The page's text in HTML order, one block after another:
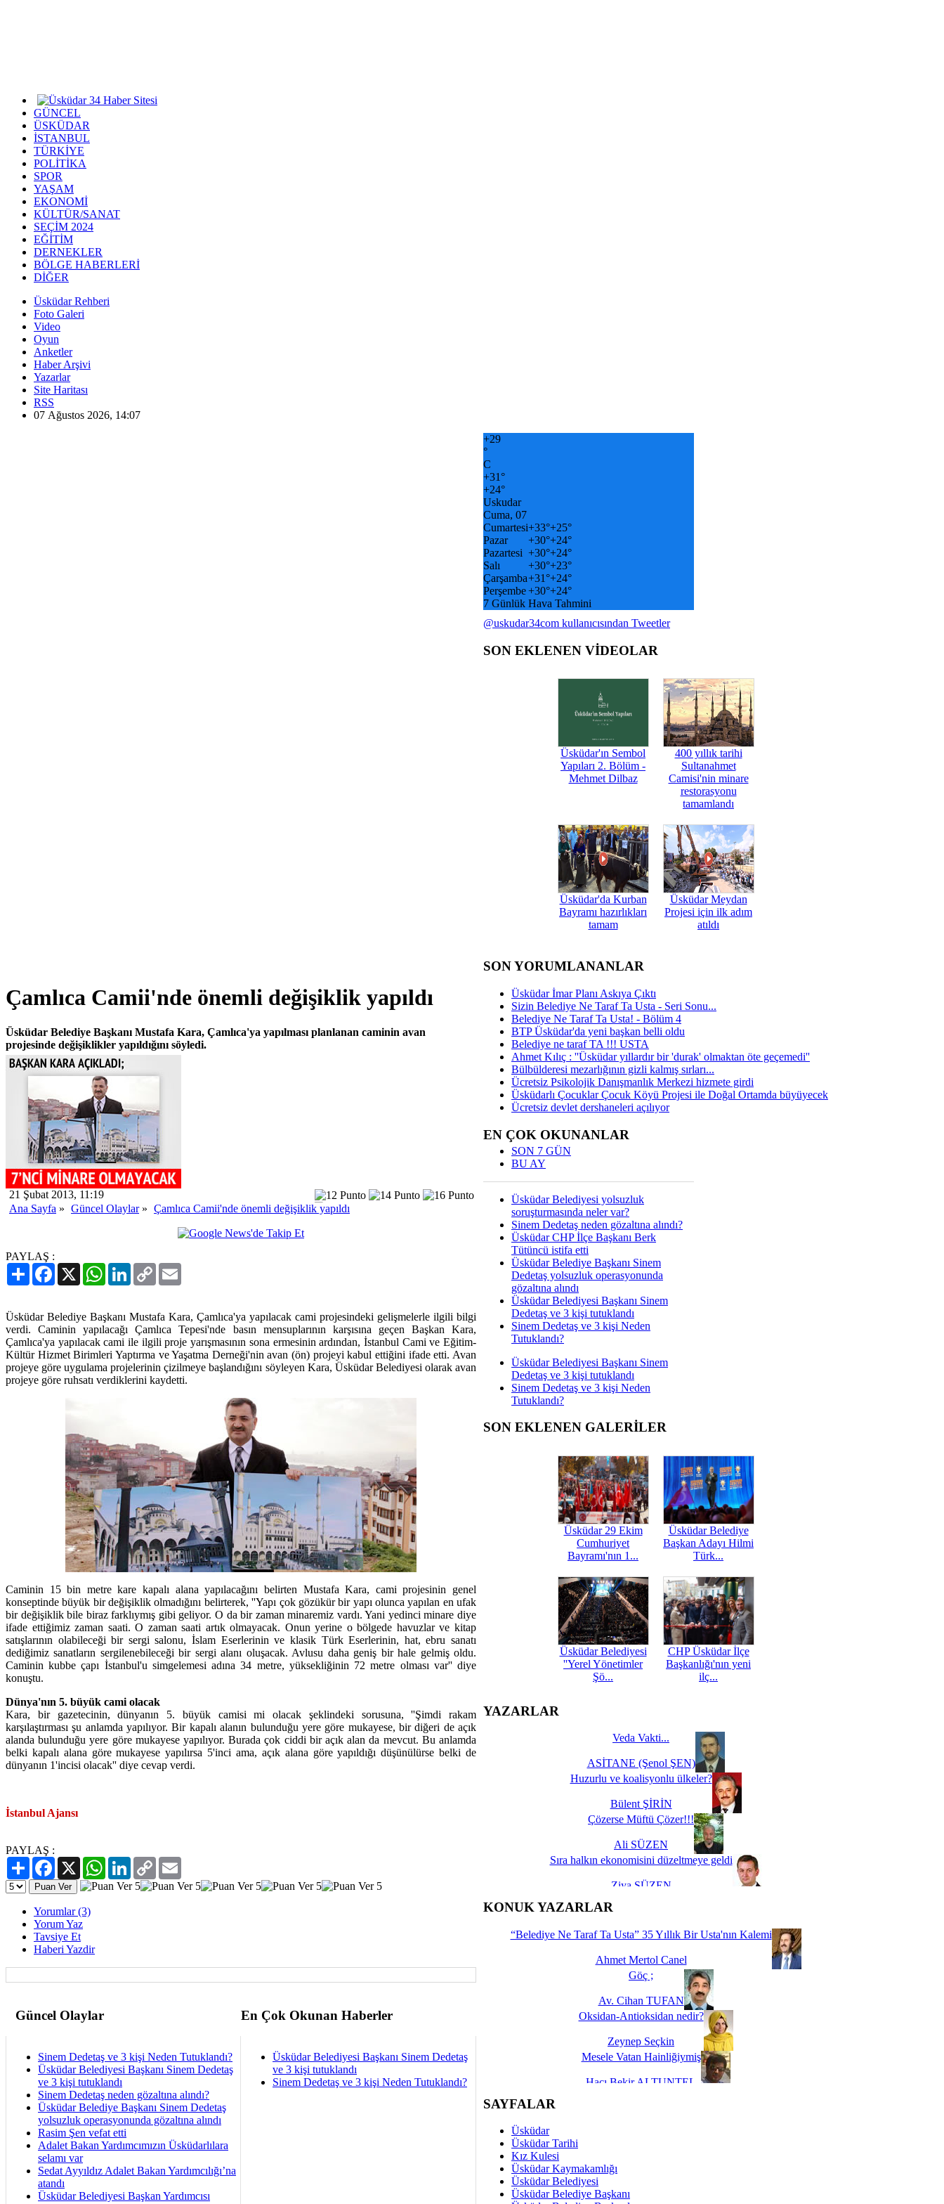
GÜNCEL
ÜSKÜDAR
İSTANBUL
TÜRKİYE
POLİTİKA
SPOR
YAŞAM
EKONOMİ
KÜLTÜR/SANAT
SEÇİM 2024
EĞİTİM
DERNEKLER
BÖLGE HABERLERİ
DİĞER
Üsküdar Rehberi
Foto Galeri
Video
Oyun
Anketler
Haber Arşivi
Yazarlar
Site Haritası
RSS
07 Ağustos 2026, 14:07
Çamlıca Camii'nde önemli değişiklik yapıldı
Üsküdar Belediye Başkanı Mustafa Kara, Çamlıca'ya yapılması planlanan caminin avan
projesinde değişiklikler yapıldığını söyledi.
21 Şubat 2013, 11:19
Ana Sayfa » Güncel Olaylar» Çamlıca Camii'nde önemli değişiklik yapıldı
PAYLAŞ :
PaylaşFacebook
X WhatsAppLinkedIn
Copy
Link
Üsküdar Belediye Başkanı Mustafa Kara, Çamlıca'ya yapılacak cami projesindeki gelişmelerle ilgili bilgi
verdi. Caminin yapılacağı Çamlıca Tepesi'nde basın mensuplarının karşısına geçen Başkan Kara,
Çamlıca'ya yapılacak cami ile ilgili proje yarışmasının sona ermesinin ardından, İstanbul Cami ve Eğitim-
Kültür Hizmet Birimleri Yaptırma ve Yaşatma Derneği'nin avan (ön) projeyi kabul ettiğini ifade etti. Avan
projeye göre uygulama projelerinin çizilmeye başlandığını söyleyen Kara, Üsküdar Belediyesi olarak avan
projeye göre ruhsatı verdiklerini kaydetti.
Caminin 15 bin metre kare kapalı alana yapılacağını belirten Mustafa Kara, cami projesinin genel
konseptinde büyük bir değişiklik olmadığını belirterek, ''Yapı çok gözükür bir yapı olunca yapılan en ufak
bir değişiklik bile biraz farklıymış gibi geliyor. O da bir zaman minaremiz vardı. Yani yedinci minare diye
ifade ettiğimiz zaman saati. O zaman saati artık olmayacak. Onun yerine o bölgede havuzlar ve kitap
satışlarının olabileceği bir sergi salonu, İslam Eserlerinin ve klasik Türk Eserlerinin, hat, ebru sanatı
dediğimiz sanatların sergilenebileceği bir sergi alanı oluşacak. Avlusu daha geniş bir hale gelmiş oldu.
Caminin kubbe çapı İstanbul'u simgelemesi adına 34 metre, yüksekliğinin 72 metre olması var'' diye
konuştu.
Dünya'nın 5. büyük cami olacak
Kara, bir gazetecinin, dünyanın 5. büyük camisi mi olacak şeklindeki sorusuna, ''Şimdi rakam
karşılaştırması şu anlamda yapılıyor. Bir kapalı alanın bulunduğu yere göre mukayese, bir diğeri de açık
alanda bulunduğu yere göre mukayese yapılıyor. Burada çok ciddi bir açık alan da mevcut. Bu anlamda
belki kapalı alana göre mukayese yapılırsa 5'inci ama, açık alana göre yapıldığı düşünülürse belki de
dünyanın 1'incisi olacak'' diye cevap verdi.
İstanbul Ajansı
PAYLAŞ :
PaylaşFacebook
X WhatsAppLinkedIn
Copy
Link
Yorumlar (3)
Yorum Yaz
Tavsiye Et
Haberi Yazdir
Güncel Olaylar En Çok Okunan Haberler
Sinem Dedetaş ve 3 kişi Neden Tutuklandı?
Üsküdar Belediyesi Başkanı Sinem Dedetaş
ve 3 kişi tutuklandı
Sinem Dedetaş neden gözaltına alındı?
Üsküdar Belediye Başkanı Sinem Dedetaş
yolsuzluk operasyonunda gözaltına alındı
Rasim Şen vefat etti
Adalet Bakan Yardımcımızın Üsküdarlılara
selamı var
Sedat Ayyıldız Adalet Bakan Yardımcılığı’na
atandı
Üsküdar Belediyesi Başkan Yardımcısı
Üsküdar Belediyesi Başkanı Sinem Dedetaş
ve 3 kişi tutuklandı
Sinem Dedetaş ve 3 kişi Neden Tutuklandı?
+29
°
C
+31°
+24°
Uskudar
Cuma, 07
Cumartesi+33°+25°
Pazar
+30°+24°
Pazartesi +30°+24°
Salı
+30°+23°
Çarşamba+31°+24°
Perşembe+30°+24°
7 Günlük Hava Tahmini
@uskudar34com kullanıcısından Tweetler
SON EKLENEN VİDEOLAR
Üsküdar'ın Sembol
Yapıları 2. Bölüm -
Mehmet Dilbaz
400 yıllık tarihi
Sultanahmet
Camisi'nin minare
restorasyonu
tamamlandı
Üsküdar'da Kurban
Bayramı hazırlıkları
tamam
Üsküdar Meydan
Projesi için ilk adım
atıldı
SON YORUMLANANLAR
Üsküdar İmar Planı Askıya Çıktı
Sizin Belediye Ne Taraf Ta Usta - Seri Sonu...
Belediye Ne Taraf Ta Usta! - Bölüm 4
BTP Üsküdar'da yeni başkan belli oldu
Belediye ne taraf TA !!! USTA
Ahmet Kılıç : ''Üsküdar yıllardır bir 'durak' olmaktan öte geçemedi''
Bülbülderesi mezarlığının gizli kalmış sırları...
Ücretsiz Psikolojik Danışmanlık Merkezi hizmete girdi
Üsküdarlı Çocuklar Çocuk Köyü Projesi ile Doğal Ortamda büyüyecek
Ücretsiz devlet dershaneleri açılıyor
EN ÇOK OKUNANLAR
SON 7 GÜN
BU AY
Üsküdar Belediyesi yolsuzluk
soruşturmasında neler var?
Sinem Dedetaş neden gözaltına alındı?
Üsküdar CHP İlçe Başkanı Berk
Tütüncü istifa etti
Üsküdar Belediye Başkanı Sinem
Dedetaş yolsuzluk operasyonunda
gözaltına alındı
Üsküdar Belediyesi Başkanı Sinem
Dedetaş ve 3 kişi tutuklandı
Sinem Dedetaş ve 3 kişi Neden
Tutuklandı?
Üsküdar Belediyesi Başkanı Sinem
Dedetaş ve 3 kişi tutuklandı
Sinem Dedetaş ve 3 kişi Neden
Tutuklandı?
SON EKLENEN GALERİLER
Üsküdar 29 Ekim
Cumhuriyet
Bayramı'nın 1...
Üsküdar Belediye
Başkan Adayı Hilmi
Türk...
Üsküdar Belediyesi
''Yerel Yönetimler
Şö...
CHP Üsküdar İlçe
Başkanlığı'nın yeni
ilç...
YAZARLAR
Veda Vakti...
ASİTANE (Şenol ŞEN)
Huzurlu ve koalisyonlu ülkeler?
Bülent ŞİRİN
Çözerse Müftü Çözer!!!
Ali SÜZEN
Sıra halkın ekonomisini düzeltmeye geldi
Ziya SÜZEN
İşte Biz buyuz...
KONUK YAZARLAR
“Belediye Ne Taraf Ta Usta” 35 Yıllık Bir Usta'nın Kalemi
Ahmet Mertol Canel
Göç ;
Av. Cihan TUFAN
Oksidan-Antioksidan nedir?
Zeynep Seçkin
Mesele Vatan Hainliğiymiş
Hacı Bekir ALTUNTEL
Dünya Fani, Ama Kısa Bir Süre De Olsa Burdayız
Savaş ŞENEL
Hukukun Adaleti Kalmadı Üstadım!
SAYFALAR
Üsküdar
Üsküdar Tarihi
Kız Kulesi
Üsküdar Kaymakamlığı
Üsküdar Belediyesi
Üsküdar Belediye Başkanı